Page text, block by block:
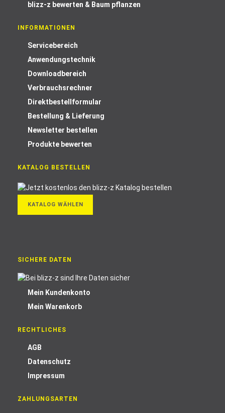
blizz-z bewerten & Baum pflanzen
INFORMATIONEN
Servicebereich
Anwendungstechnik
Downloadbereich
Verbrauchsrechner
Direktbestellformular
Bestellung & Lieferung
Newsletter bestellen
Produkte bewerten
KATALOG BESTELLEN
KATALOG WÄHLEN
SICHERE DATEN
Mein Kundenkonto
Mein Warenkorb
RECHTLICHES
AGB
Datenschutz
Impressum
ZAHLUNGSARTEN